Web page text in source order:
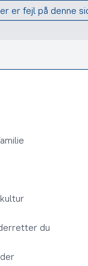
er fejl på denne
du